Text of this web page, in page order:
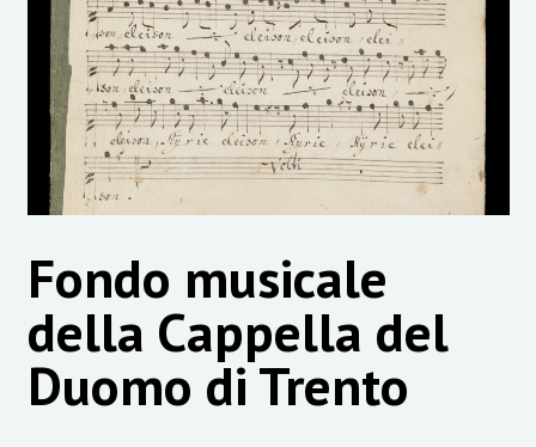
Fondo musicale
della Cappella del
Duomo di Trento